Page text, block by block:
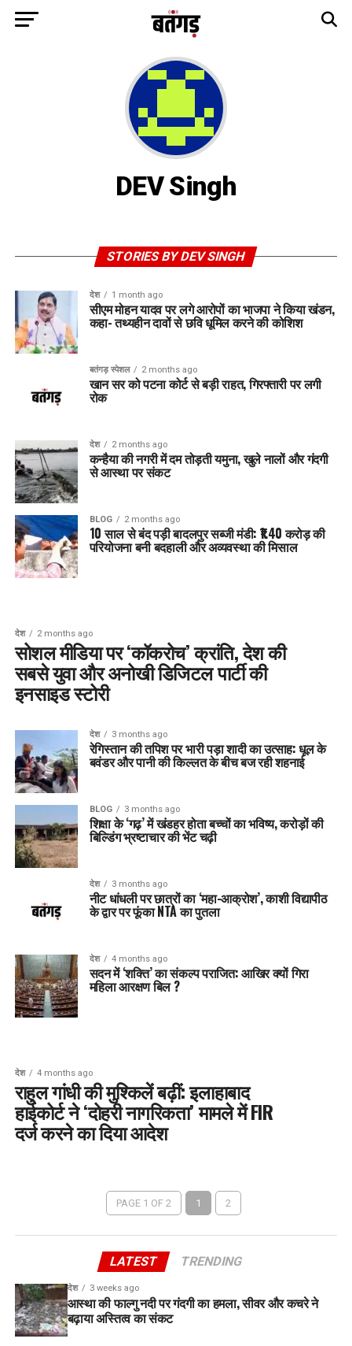
DEV Singh
STORIES BY DEV SINGH
देश 1 month ago
सीएम मोहन यादव पर लगे आरोपों का भाजपा ने किया खंडन,
कहा- तथ्यहीन दावों से छवि धूमिल करने की कोशिश
बतंगड़ स्पेशल 2 months ago
खान सर को पटना कोर्ट से बड़ी राहत, गिरफ्तारी पर लगी
रोक
देश 2 months ago
कन्हैया की नगरी में दम तोड़ती यमुना, खुले नालों और गंदगी
से आस्था पर संकट
BLOG 2 months ago
10 साल से बंद पड़ी बादलपुर सब्जी मंडी: ₹1.40 करोड़ की
परियोजना बनी बदहाली और अव्यवस्था की मिसाल
देश 2 months ago
सोशल मीडिया पर ‘कॉकरोच’ क्रांति, देश की
सबसे युवा और अनोखी डिजिटल पार्टी की
इनसाइड स्टोरी
देश 3 months ago
रेगिस्तान की तपिश पर भारी पड़ा शादी का उत्साह: धूल के
बवंडर और पानी की किल्लत के बीच बज रही शहनाई
BLOG 3 months ago
शिक्षा के ‘गढ़’ में खंडहर होता बच्चों का भविष्य, करोड़ों की
बिल्डिंग भ्रष्टाचार की भेंट चढ़ी
देश 3 months ago
नीट धांधली पर छात्रों का ‘महा-आक्रोश’, काशी विद्यापीठ
के द्वार पर फूंका NTA का पुतला
देश 4 months ago
सदन में ‘शक्ति’ का संकल्प पराजित: आखिर क्यों गिरा
महिला आरक्षण बिल ?
देश 4 months ago
राहुल गांधी की मुश्किलें बढ़ीं: इलाहाबाद
हाईकोर्ट ने ‘दोहरी नागरिकता’ मामले में FIR
दर्ज करने का दिया आदेश
PAGE 1 OF 2 1 2
LATEST TRENDING
देश 3 weeks ago
आस्था की फाल्गु नदी पर गंदगी का हमला, सीवर और कचरे ने
बढ़ाया अस्तित्व का संकट